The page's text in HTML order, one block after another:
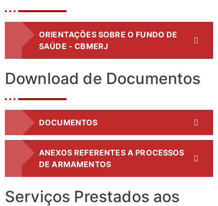
ORIENTAÇÕES SOBRE O FUNDO DE
SAÚDE - CBMERJ
Download de Documentos
DOCUMENTOS
ANEXOS REFERENTES A PROCESSOS
DE ARMAMENTOS
Serviços Prestados aos